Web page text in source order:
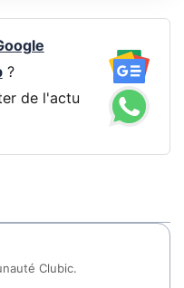
?
de l'actu
Clubic.